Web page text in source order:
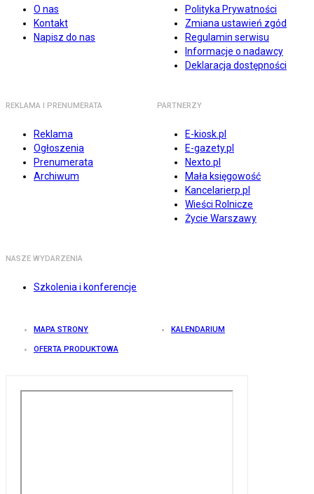
O nas
Kontakt
Napisz do nas
Polityka Prywatności
Zmiana ustawień zgód
Regulamin serwisu
Informacje o nadawcy
Deklaracja dostępności
REKLAMA I PRENUMERATA
Reklama
Ogłoszenia
Prenumerata
Archiwum
PARTNERZY
E-kiosk.pl
E-gazety.pl
Nexto.pl
Mała księgowość
Kancelarierp.pl
Wieści Rolnicze
Życie Warszawy
NASZE WYDARZENIA
Szkolenia i konferencje
MAPA STRONY KALENDARIUM
OFERTA PRODUKTOWA